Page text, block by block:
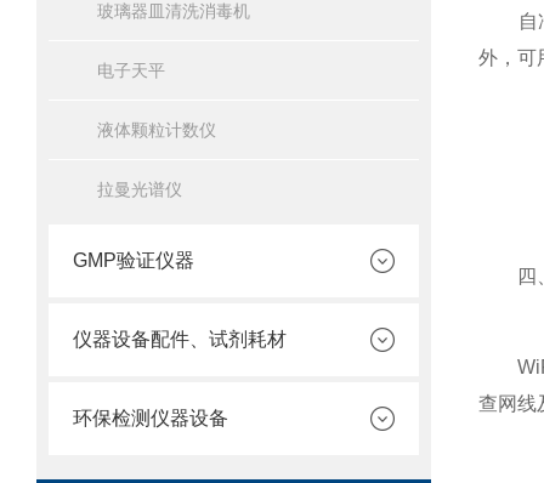
玻璃器皿清洗消毒机
电子天平
液体颗粒计数仪
拉曼光谱仪
GMP验证仪器
仪器设备配件、试剂耗材
环保检测仪器设备
自净
外，可
四、
WiFi
查网线